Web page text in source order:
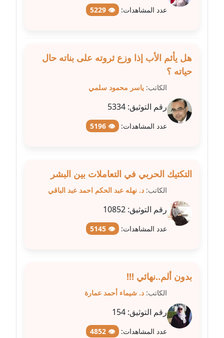
مدونة عزة بركة
عاملة
مدونة عطا الله حسب الله
عاملة
مدونة علا ابو السعادات
مدونة علا الأزوك
عاملة
مدونة علي الصادق
مدونة علي الفشني
عاملة
عدد المشاهدات: 👁 5229
هل يأثم الأب إذا وزع ثروته على بناته حال
حياته ؟
الكاتب: ياسر محمود سلمي
رقم التوثيق: 5334
عدد المشاهدات: 👁 5196
التكتيك الحربي في التعاملات بين البشر
الكاتب: د. نهله عبد الحكم احمد عبد الباقي
رقم التوثيق: 10852
عدد المشاهدات: 👁 5145
بدون ألم..نهائي !!!
الكاتب: د. شيماء أحمد عمارة
رقم التوثيق: 154
عدد المشاهدات: 👁 4852